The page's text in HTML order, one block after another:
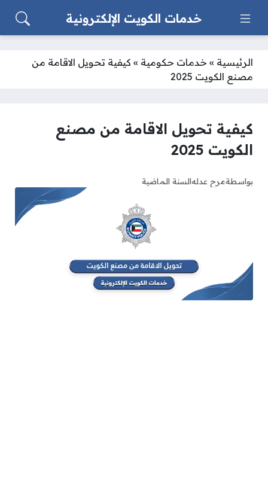
خدمات الكويت الإلكترونية
الرئيسية » خدمات حكومية » كيفية تحويل الاقامة من
مصنع الكويت 2025
كيفية تحويل الاقامة من مصنع
الكويت 2025
بواسطةمرح عدلهالسنة الماضية